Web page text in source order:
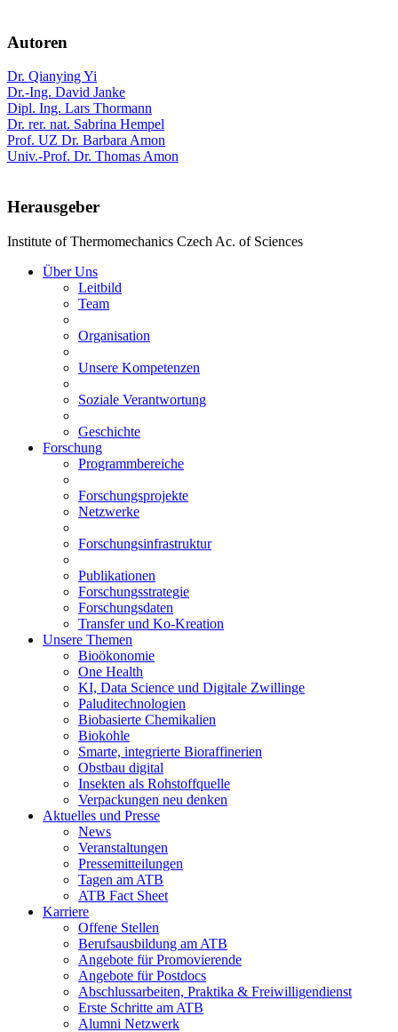
Autoren
Dr. Qianying Yi
Dr.-Ing. David Janke
Dipl. Ing. Lars Thormann
Dr. rer. nat. Sabrina Hempel
Prof. UZ Dr. Barbara Amon
Univ.-Prof. Dr. Thomas Amon
Herausgeber
Institute of Thermomechanics Czech Ac. of Sciences
Über Uns
Leitbild
Team
Organisation
Unsere Kompetenzen
Soziale Verantwortung
Geschichte
Forschung
Programmbereiche
Forschungsprojekte
Netzwerke
Forschungsinfrastruktur
Publikationen
Forschungsstrategie
Forschungsdaten
Transfer und Ko-Kreation
Unsere Themen
Bioökonomie
One Health
KI, Data Science und Digitale Zwillinge
Paluditechnologien
Biobasierte Chemikalien
Biokohle
Smarte, integrierte Bioraffinerien
Obstbau digital
Insekten als Rohstoffquelle
Verpackungen neu denken
Aktuelles und Presse
News
Veranstaltungen
Pressemitteilungen
Tagen am ATB
ATB Fact Sheet
Karriere
Offene Stellen
Berufsausbildung am ATB
Angebote für Promovierende
Angebote für Postdocs
Abschlussarbeiten, Praktika & Freiwilligendienst
Erste Schritte am ATB
Alumni Netzwerk